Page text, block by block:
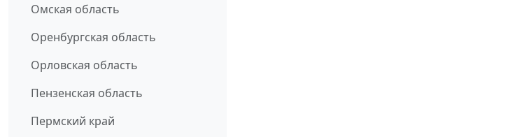
Омская область
Оренбургская область
Орловская область
Пензенская область
Пермский край